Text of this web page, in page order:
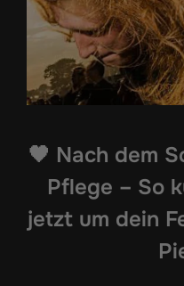
🖤 Nach dem
Pflege – So
jetzt um dein